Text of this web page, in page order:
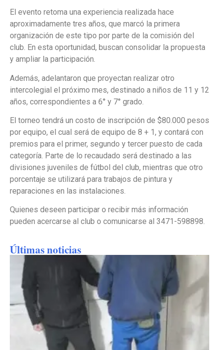
El evento retoma una experiencia realizada hace
aproximadamente tres años, que marcó la primera
organización de este tipo por parte de la comisión del
club. En esta oportunidad, buscan consolidar la propuesta
y ampliar la participación.
Además, adelantaron que proyectan realizar otro
intercolegial el próximo mes, destinado a niños de 11 y 12
años, correspondientes a 6° y 7° grado.
El torneo tendrá un costo de inscripción de $80.000 pesos
por equipo, el cual será de equipo de 8 + 1, y contará con
premios para el primer, segundo y tercer puesto de cada
categoría. Parte de lo recaudado será destinado a las
divisiones juveniles de fútbol del club, mientras que otro
porcentaje se utilizará para trabajos de pintura y
reparaciones en las instalaciones.
Quienes deseen participar o recibir más información
pueden acercarse al club o comunicarse al 3471-598898.
Últimas noticias